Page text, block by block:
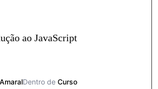
ao JavaScript
Dentro de Curso